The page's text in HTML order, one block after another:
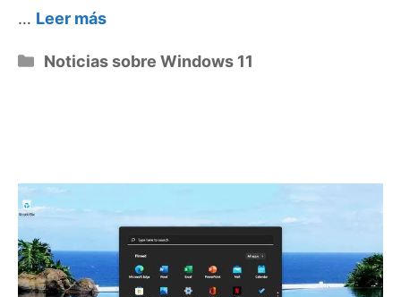
… Leer más
Categorías
Noticias sobre Windows 11